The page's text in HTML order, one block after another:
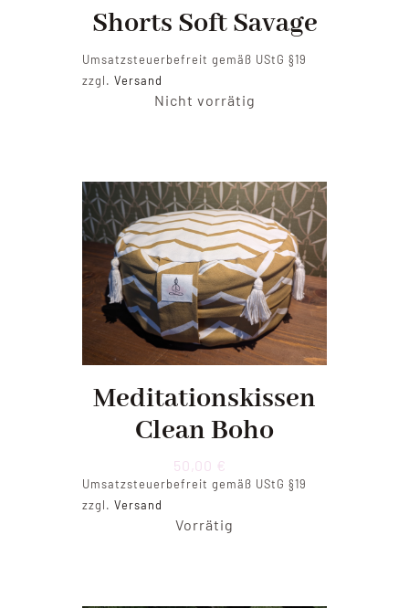
Shorts Soft Savage
Umsatzsteuerbefreit gemäß UStG §19
zzgl.Versand
Nicht vorrätig
Meditationskissen
Clean Boho
50,00 €
Umsatzsteuerbefreit gemäß UStG §19
zzgl.Versand
Vorrätig